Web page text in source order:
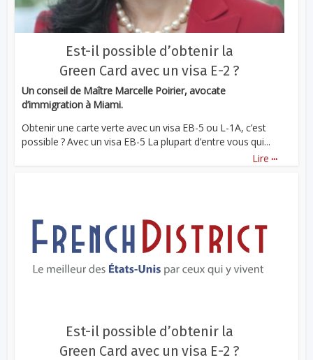
Est-il possible d’obtenir la
Green Card avec un visa E-2 ?
Un conseil de Maître Marcelle Poirier, avocate
d’immigration à Miami.
Obtenir une carte verte avec un visa EB-5 ou L-1A, c’est
possible ? Avec un visa EB-5 La plupart d’entre vous qui...
Lire ...
Est-il possible d’obtenir la
Green Card avec un visa E-2 ?